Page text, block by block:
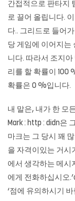
간접적으로 판타지
로 끌어 올립니다.
다.. 그리드로 들어
당 게임에 이어지는
니다. 따라서 조지
리를 할 확률이 100
확률은 0 %입니다.
내 말은, 내가 한 모
Mark : http : didn은
마크는 그 당시 꽤
을 자격이있는 거시
에서 생각하는 메시
에게 전화하십시오
‘점에 유의하시기